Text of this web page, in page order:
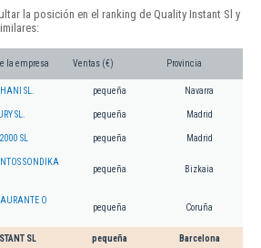
la posición en el ranking de Quality Instant Sl y
la empresa Ventas (€) Provincia
SL. pequeña Navarra
SL. pequeña Madrid
SL pequeña Madrid
SONDIKA
pequeña Bizkaia
O
pequeña Coruña
SL pequeña Barcelona